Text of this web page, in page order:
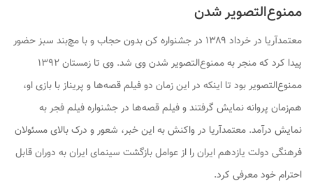
ممنوع‌التصویر شدن
معتمدآریا در خرداد ۱۳۸۹ در جشنواره کن بدون حجاب و با مچ‌بند سبز حضور
پیدا کرد که منجر به ممنوع‌التصویر شدن وی شد. وی تا زمستان ۱۳۹۲
ممنوع‌التصویر بود تا اینکه در این زمان دو فیلم قصه‌ها و پریناز با بازی او،
هم‌زمان پروانه نمایش گرفتند و فیلم قصه‌ها در جشنواره فیلم فجر به
نمایش درآمد. معتمدآریا در واکنش به این خبر، شعور و درک بالای مسئولان
فرهنگی دولت یازدهم ایران را از عوامل بازگشت سینمای ایران به دوران قابل
احترام خود معرفی کرد.